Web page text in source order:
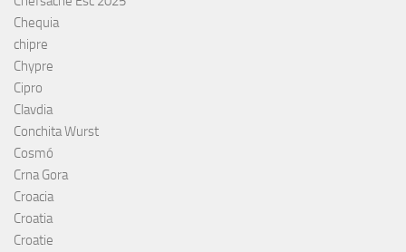
Chequia
chipre
Chypre
Cipro
Clavdia
Conchita Wurst
Cosmó
Crna Gora
Croacia
Croatia
Croatie